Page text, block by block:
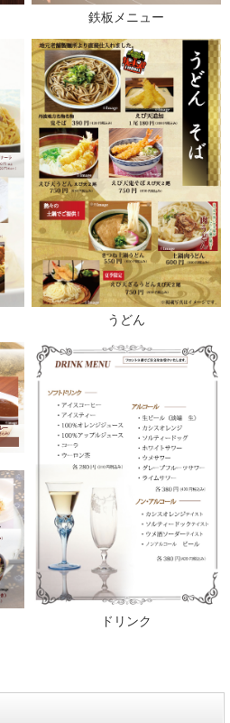
鉄板メニュー
うどん
ドリンク